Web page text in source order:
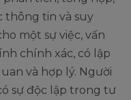
thông tin và suy
một sự việc, vấn
chính xác, có lập
và hợp lý. Người
sự độc lập trong tư